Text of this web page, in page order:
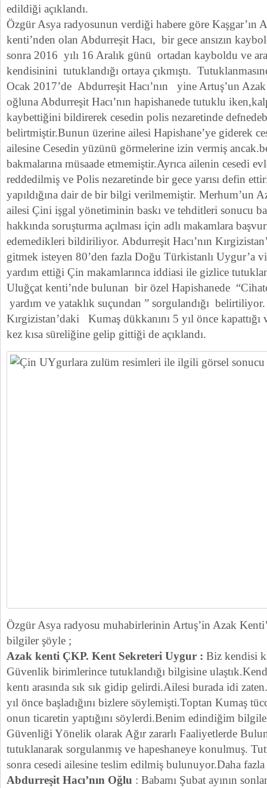
edildiği açıklandı.
Özgür Asya radyosunun verdiği habere göre Kaşgar’ın
kenti’nden olan Abdurreşit Hacı, bir gece ansızın
sonra 2016 yılı 16 Aralık günü ortadan kayboldu ve
kendisinini tutuklandığı ortaya çıkmıştı.
Ocak 2017’de Abdurreşit Hacı’nın yine Artuş’un
oğluna Abdurreşit Hacı’nın hapishanede tutuklu
kaybettiğini bildirerek cesedin polis nezaretinde
belirtmiştir.Bunun üzerine ailesi Hapishane’ye giderek
ailesine Cesedin yüzünü görmelerine izin vermiş
bakmalarına müsaade etmemiştir.Ayrıca ailenin cesedi
reddedilmiş ve Polis nezaretinde bir gece yarısı defin
yapıldığına dair de bir bilgi verilmemiştir. Merhum’un
ailesi Çini işgal yönetiminin baskı ve tehditleri sonucu
hakkında soruşturma açılması için adlı makamlara
edemedikleri bildiriliyor. Abdurreşit Hacı’nın
gitmek isteyen 80’den fazla Doğu Türkistanlı Uygur’a
yardım ettiği Çin makamlarınca iddiasi ile gizlice
Uluğçat kenti’nde bulunan bir özel Hapishanede
yardım ve yataklık suçundan ” sorgulandığı belirtiliyor.
Kırgizistan’daki Kumaş dükkanını 5 yıl önce kapattığı
kez kısa süreliğine gelip gittiği de açıklandı.
Özgür Asya radyosu muhabirlerinin Artuş’in Azak
bilgiler şöyle ;
Azak kenti ÇKP. Kent Sekreteri Uygur : Biz kendisi
Güvenlik birimlerince tutuklandığı bilgisine
kentı arasında sık sık gidip gelirdi.Ailesi burada idi
yıl önce başladığını bizlere söylemişti.Toptan Kumaş
onun ticaretin yaptığını söylerdi.Benim edindiğim
Güvenliği Yönelik olarak Ağır zararlı Faaliyetlerde
tutuklanarak sorgulanmış ve hapeshaneye konulmuş.
sonra cesedi ailesine teslim edilmiş bulunuyor.Daha
Abdurreşit Hacı’nın Oğlu : Babamı Şubat ayının